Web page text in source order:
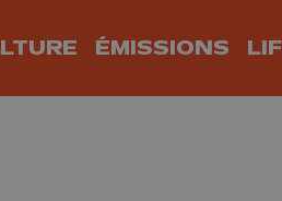
ÉMISSIONS